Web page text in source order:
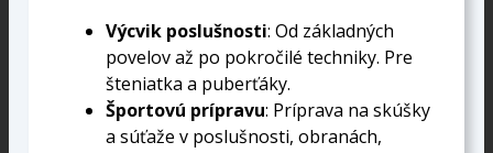
Výcvik poslušnosti: Od základných
povelov až po pokročilé techniky. Pre
šteniatka a puberťáky.
Športovú prípravu: Príprava na skúšky
a súťaže v poslušnosti, obranách,